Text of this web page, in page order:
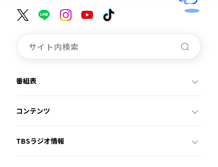
番組表
コンテンツ
TBSラジオ情報